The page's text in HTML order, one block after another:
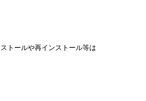
トールや再インストール等は